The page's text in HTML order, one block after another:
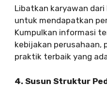
Libatkan karyawan
untuk mendapatkan
Kumpulkan informasi
kebijakan perusahaan,
praktik terbaik yang
4. Susun Struktur